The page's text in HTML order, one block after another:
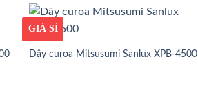
GIÁ TỐT
GIÁ SỈ
Dây curoa Mitsusumi Sanlux XPB-4500